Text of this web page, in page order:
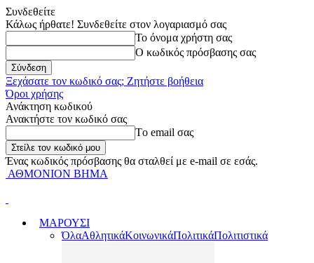
Συνδεθείτε
Κάλως ήρθατε! Συνδεθείτε στον λογαριασμό σας
Το όνομα χρήστη σας
Ο κωδικός πρόσβασης σας
Ξεχάσατε τον κωδικό σας; Ζητήστε βοήθεια
Όροι χρήσης
Ανάκτηση κωδικού
Ανακτήστε τον κωδικό σας
Tο email σας
Ένας κωδικός πρόσβασης θα σταλθεί με e-mail σε εσάς.
ΑΘΜΟΝΙΟΝ ΒΗΜΑ
ΜΑΡΟΥΣΙ
ΌλαΑθλητικάΚοινωνικάΠολιτικάΠολιτιστικά